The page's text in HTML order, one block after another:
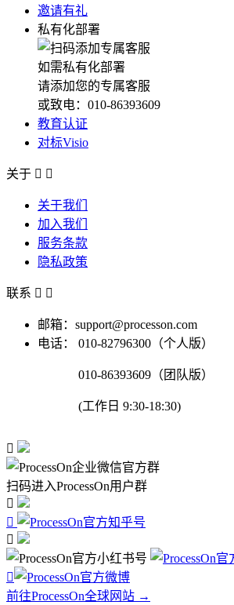
邀请有礼
私有化部署
如需私有化部署
请添加您的专属客服
或致电：010-86393609
教育认证
对标Visio
关于  
关于我们
加入我们
服务条款
隐私政策
联系  
邮箱：support@processon.com
电话：
010-82796300（个人版）
010-86393609（团队版）
(工作日 9:30-18:30)

扫码进入ProcessOn用户群




前往ProcessOn全球网站 →